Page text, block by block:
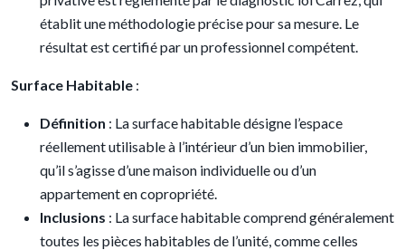
établit une méthodologie précise pour sa mesure. Le
résultat est certifié par un professionnel compétent.
Surface Habitable :
Définition : La surface habitable désigne l’espace
réellement utilisable à l’intérieur d’un bien immobilier,
qu’il s’agisse d’une maison individuelle ou d’un
appartement en copropriété.
Inclusions : La surface habitable comprend généralement
toutes les pièces habitables de l’unité, comme celles